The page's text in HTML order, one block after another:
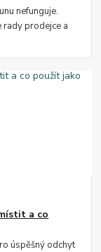
nefunguje.
rady prodejce a
a co
úspěšný odchyt